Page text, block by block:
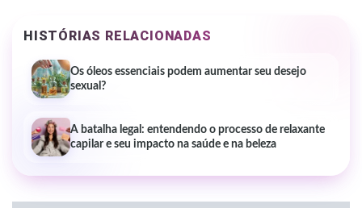
HISTÓRIAS RELACIONADAS
Os óleos essenciais podem aumentar seu desejo
sexual?
A batalha legal: entendendo o processo de relaxante
capilar e seu impacto na saúde e na beleza